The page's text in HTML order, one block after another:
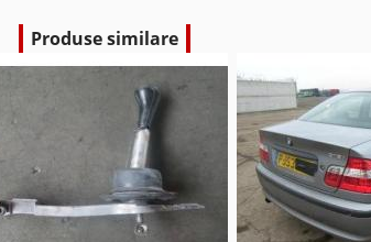
Produse similare